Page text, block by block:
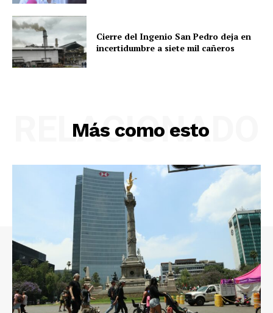
Cierre del Ingenio San Pedro deja en
incertidumbre a siete mil cañeros
Más como esto
RELACIONADO